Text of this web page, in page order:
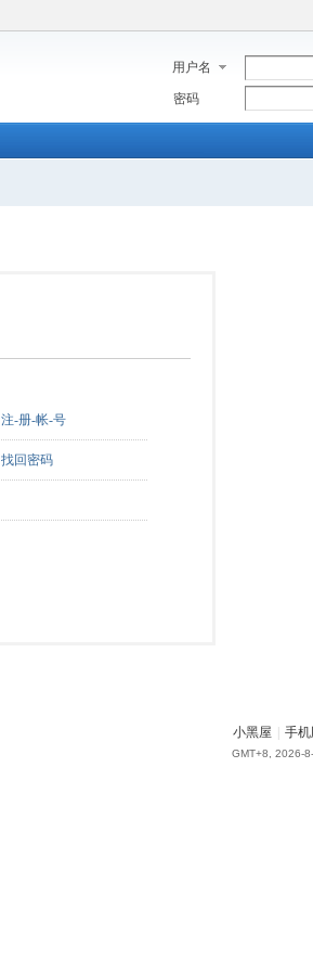
用户名
密码
注-册-帐-号
找回密码
小黑屋 手机
GMT+8, 2026-